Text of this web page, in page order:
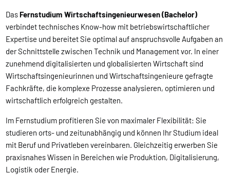
Das Fernstudium Wirtschaftsingenieurwesen (Bachelor)
verbindet technisches Know-how mit betriebswirtschaftlicher
Expertise und bereitet Sie optimal auf anspruchsvolle Aufgaben an
der Schnittstelle zwischen Technik und Management vor. In einer
zunehmend digitalisierten und globalisierten Wirtschaft sind
Wirtschaftsingenieurinnen und Wirtschaftsingenieure gefragte
Fachkräfte, die komplexe Prozesse analysieren, optimieren und
wirtschaftlich erfolgreich gestalten.
Im Fernstudium profitieren Sie von maximaler Flexibilität: Sie
studieren orts- und zeitunabhängig und können Ihr Studium ideal
mit Beruf und Privatleben vereinbaren. Gleichzeitig erwerben Sie
praxisnahes Wissen in Bereichen wie Produktion, Digitalisierung,
Logistik oder Energie.